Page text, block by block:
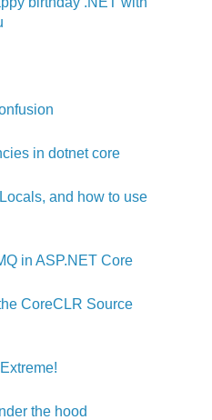
in dotnet core
and how to use
in ASP.NET Core
CoreCLR Source
the hood